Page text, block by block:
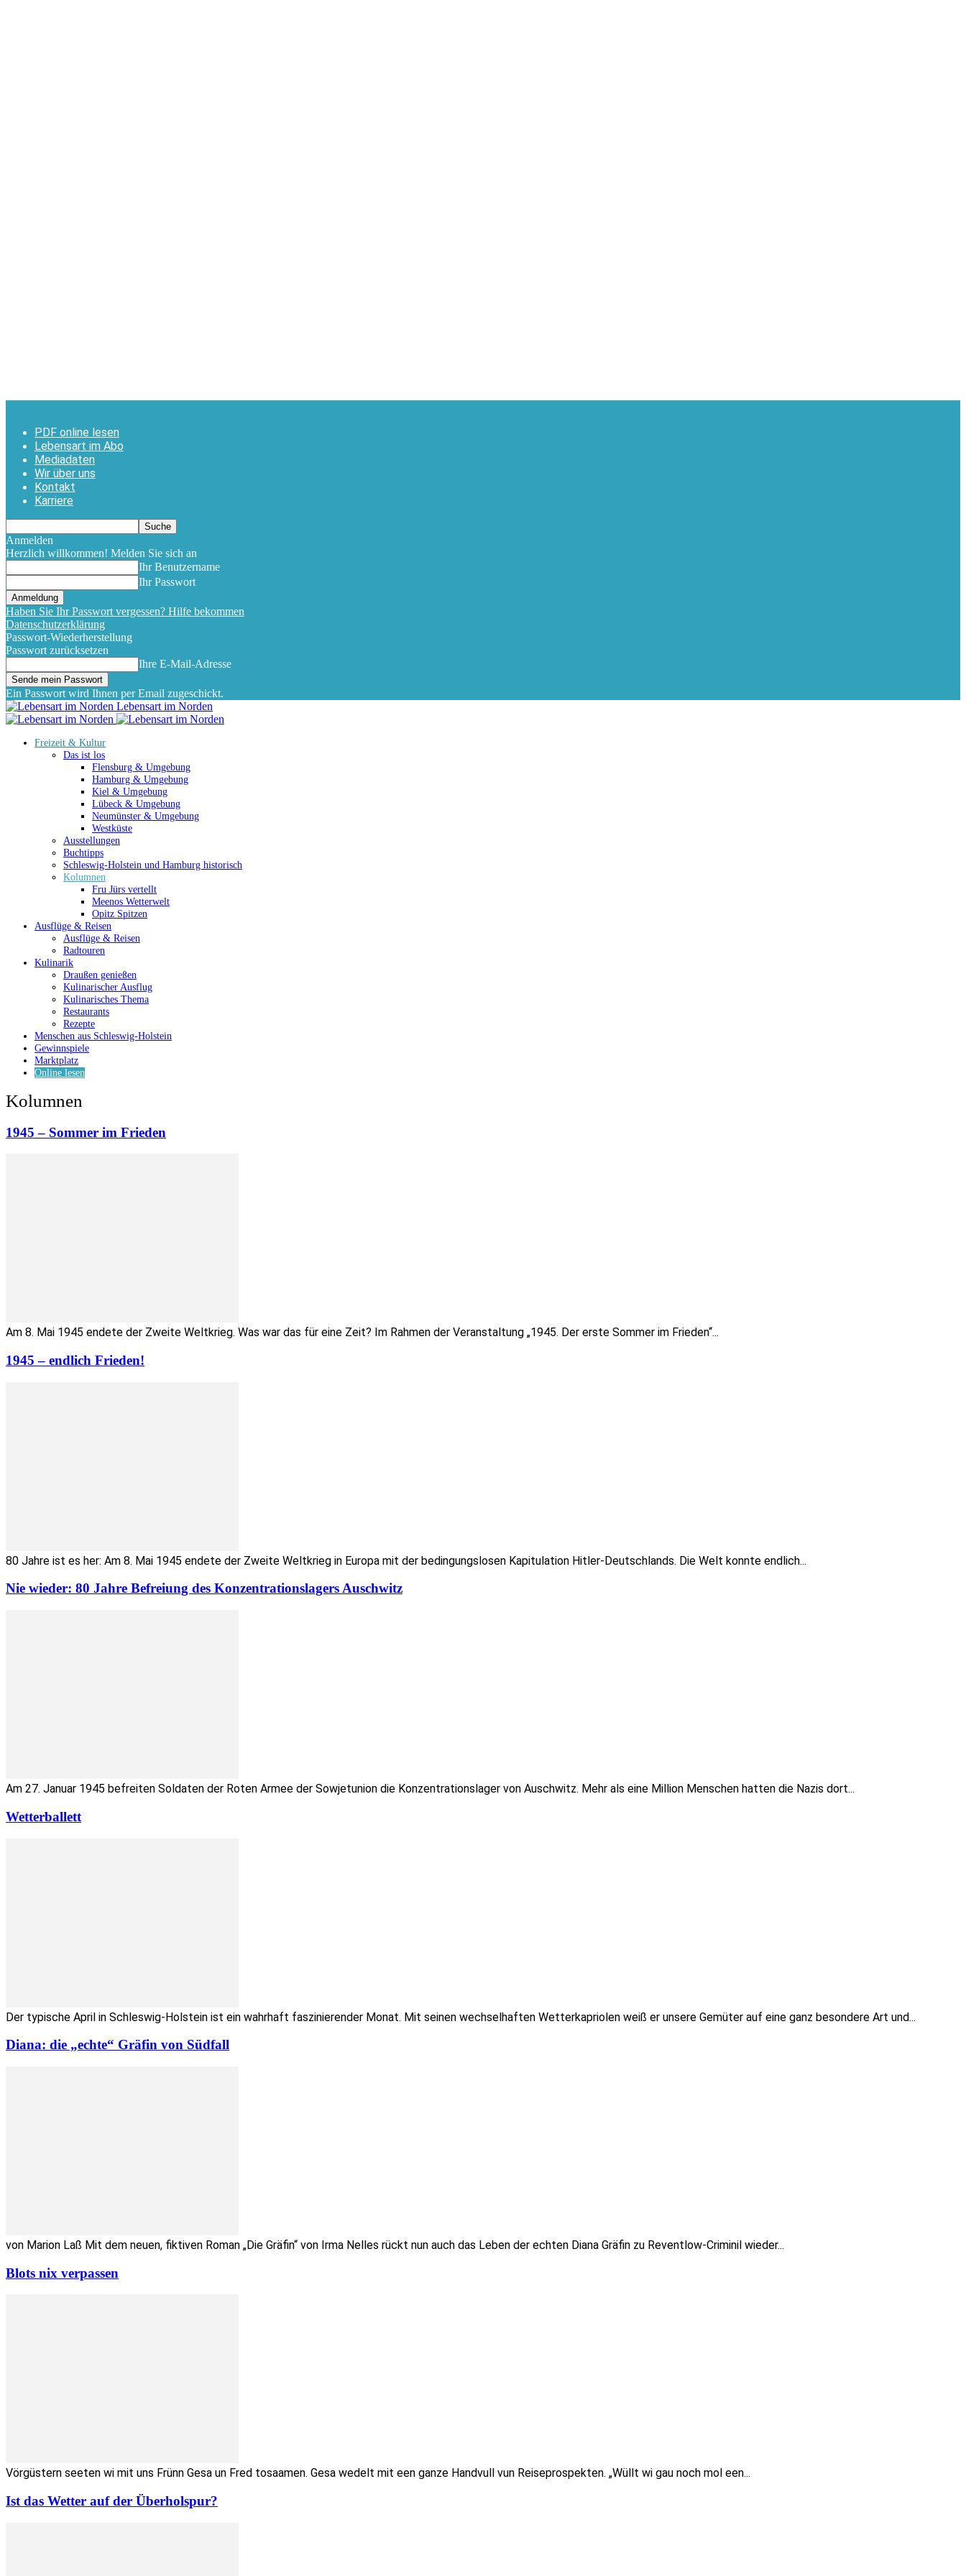
PDF online lesen
Lebensart im Abo
Mediadaten
Wir über uns
Kontakt
Karriere
Anmelden
Herzlich willkommen! Melden Sie sich an
Ihr Benutzername
Ihr Passwort
Haben Sie Ihr Passwort vergessen? Hilfe bekommen
Datenschutzerklärung
Passwort-Wiederherstellung
Passwort zurücksetzen
Ihre E-Mail-Adresse
Ein Passwort wird Ihnen per Email zugeschickt.
Lebensart im Norden
Freizeit & Kultur
Das ist los
Flensburg & Umgebung
Hamburg & Umgebung
Kiel & Umgebung
Lübeck & Umgebung
Neumünster & Umgebung
Westküste
Ausstellungen
Buchtipps
Schleswig-Holstein und Hamburg historisch
Kolumnen
Fru Jürs vertellt
Meenos Wetterwelt
Opitz Spitzen
Ausflüge & Reisen
Ausflüge & Reisen
Radtouren
Kulinarik
Draußen genießen
Kulinarischer Ausflug
Kulinarisches Thema
Restaurants
Rezepte
Menschen aus Schleswig-Holstein
Gewinnspiele
Marktplatz
Online lesen
Kolumnen
1945 – Sommer im Frieden
Am 8. Mai 1945 endete der Zweite Weltkrieg. Was war das für eine Zeit? Im Rahmen der Veranstaltung „1945. Der erste Sommer im Frieden“...
1945 – endlich Frieden!
80 Jahre ist es her: Am 8. Mai 1945 endete der Zweite Weltkrieg in Europa mit der bedingungslosen Kapitulation Hitler-Deutschlands. Die Welt konnte endlich...
Nie wieder: 80 Jahre Befreiung des Konzentrationslagers Auschwitz
Am 27. Januar 1945 befreiten Soldaten der Roten Armee der Sowjetunion die Konzentrationslager von Auschwitz. Mehr als eine Million Menschen hatten die Nazis dort...
Wetterballett
Der typische April in Schleswig-Holstein ist ein wahrhaft faszinierender Monat. Mit seinen wechselhaften Wetterkapriolen weiß er unsere Gemüter auf eine ganz besondere Art und...
Diana: die „echte“ Gräfin von Südfall
von Marion Laß Mit dem neuen, fiktiven Roman „Die Gräfin“ von Irma Nelles rückt nun auch das Leben der echten Diana Gräfin zu Reventlow-Criminil wieder...
Blots nix verpassen
Vörgüstern seeten wi mit uns Frünn Gesa un Fred tosaamen. Gesa wedelt mit een ganze Handvull vun Reiseprospekten. „Wüllt wi gau noch mol een...
Ist das Wetter auf der Überholspur?